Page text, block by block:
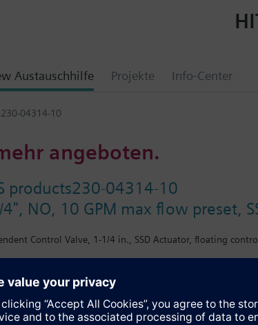
Austauschhilfe Projekte Info-Center
04314-10
angeboten.
products230-04314-10
4", NO, 10 GPM max flow preset,
Control Valve, 1-1/4 in., SSD Actuator, floating